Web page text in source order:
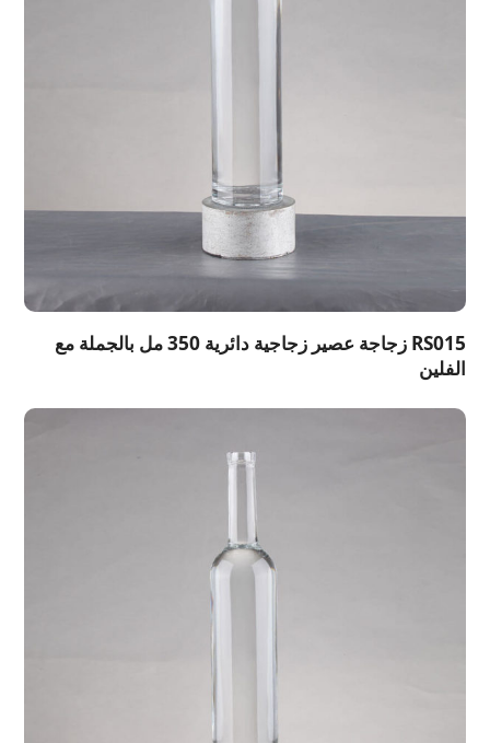
RS015 زجاجة عصير زجاجية دائرية 350 مل بالجملة مع
الفلين